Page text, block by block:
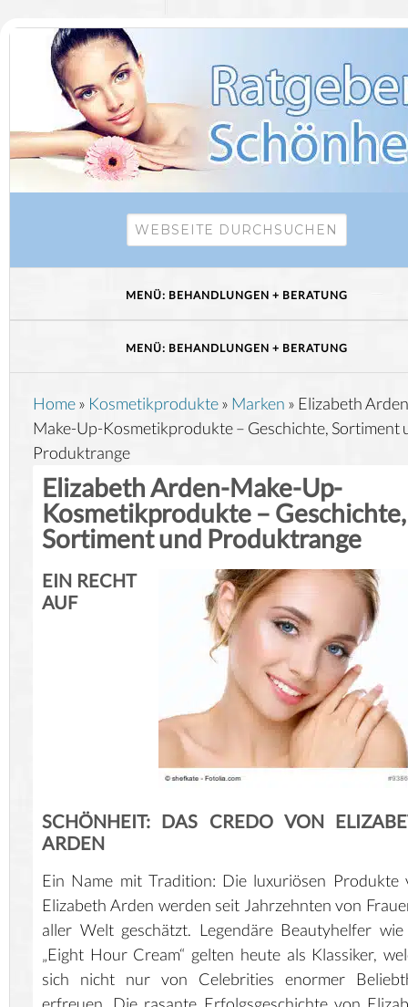
Home» Kosmetikprodukte» Marken » Elizabeth
Make-Up-Kosmetikprodukte – Geschichte, Sortiment
Produktrange
Elizabeth Arden-Make-Up-
Kosmetikprodukte – Geschichte,
Sortiment und Produktrange
EIN RECHT
AUF
SCHÖNHEIT: DAS CREDO VON
ARDEN
Ein Name mit Tradition: Die luxuriösen Produkte
Elizabeth Arden werden seit Jahrzehnten von
aller Welt geschätzt. Legendäre Beautyhelfer
„Eight Hour Cream“ gelten heute als Klassiker,
sich nicht nur von Celebrities enormer